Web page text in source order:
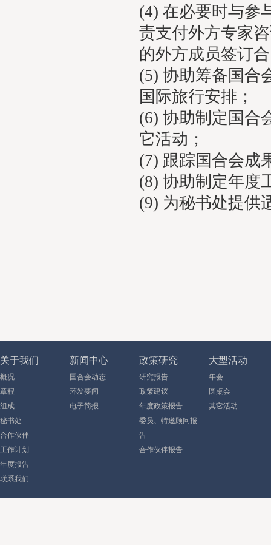
(4) 在必要时与参
责支付外方专家
的外方成员签订
(5) 协助筹备国合
国际旅行安排；
(6) 协助制定国合
它活动；
(7) 跟踪国合会成
(8) 协助制定年度
(9) 为秘书处提供
关于我们
概况
章程
组成
秘书处
合作伙伴
工作计划
年度报告
联系我们
新闻中心
国合会动态
环发要闻
电子简报
政策研究
研究报告
政策建议
年度政策报告
委员、特邀顾问报
告
合作伙伴报告
大型活动
年会
圆桌会
其它活动